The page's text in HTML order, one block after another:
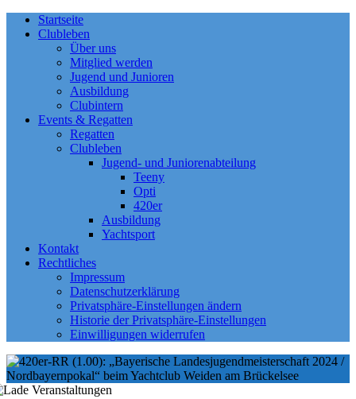
Startseite
Clubleben
Über uns
Mitglied werden
Jugend und Junioren
Ausbildung
Clubintern
Events & Regatten
Regatten
Clubleben
Jugend- und Juniorenabteilung
Teeny
Opti
420er
Ausbildung
Yachtsport
Kontakt
Rechtliches
Impressum
Datenschutzerklärung
Privatsphäre-Einstellungen ändern
Historie der Privatsphäre-Einstellungen
Einwilligungen widerrufen